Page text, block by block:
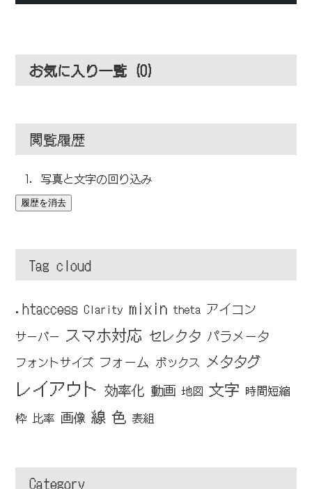
お気に入り一覧 (0)
閲覧履歴
写真と文字の回り込み
履歴を消去
Tag cloud
.htaccess Clarity mixin theta アイコン
サーバー スマホ対応 セレクタ パラメータ
フォントサイズ フォーム ボックス メタタグ
レイアウト 効率化 動画 地図 文字 時間短縮
枠 比率 画像 線 色 表組
Category